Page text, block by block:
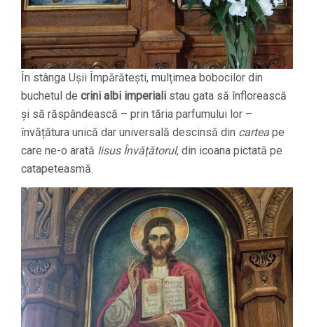
În stânga Ușii Împărătești, mulțimea bobocilor din
buchetul de crini albi imperiali stau gata să înflorească
și să răspândească – prin tăria parfumului lor –
învățătura unică dar universală descinsă din cartea pe
care ne-o arată Iisus Învățătorul, din icoana pictată pe
catapeteasmă.